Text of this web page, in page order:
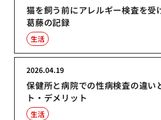
猫を飼う前にアレルギー検査を受
葛藤の記録
生活
保健所と病院での性病検査の違い
ト・デメリット
2026.04.19
生活